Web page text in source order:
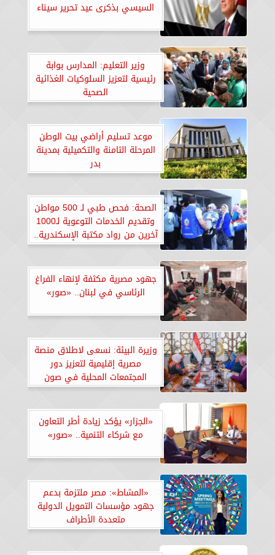
السيسي بذكرى عيد تحرير سيناء
وزير التعليم: المدارس بوابة
رئيسية لتعزيز السلوكيات الغذائية
الصحية
موعد تسليم أراضي بيت الوطن
المرحلة الثامنة والتكميلية بمدينة
بدر
الصحة: فحص طبي لـ 500 مواطن
وتقديم الخدمات التوعوية لـ1000
آخرين من رواد مكتبة الإسكندرية..
«صور»
جهود مصرية مكثفة لإنهاء الفراغ
الرئاسي في لبنان.. «صور»
وزيرة البيئة: نسعى لاطلاق منصة
مصرية إقليمية لتعزيز دور
المجتمعات المحلية في صون
الطبيعة
«الجزار» يؤكد زيادة أطر التعاون
مع شركاء التنمية.. «صور»
«المشاط»: مصر ملتزمة بدعم
جهود مؤسسات التمويل الدولية
متعددة الأطراف